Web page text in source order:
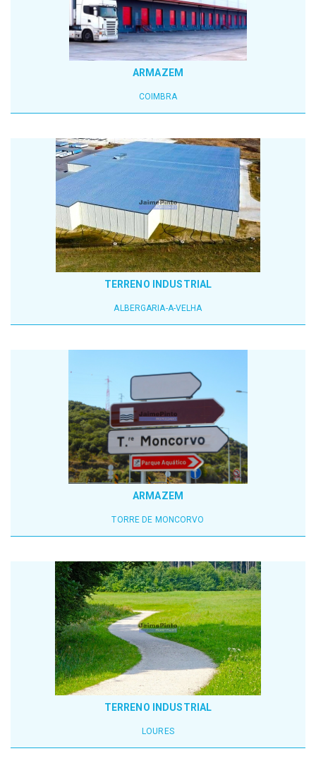
ARMAZEM
COIMBRA
TERRENO INDUSTRIAL
ALBERGARIA-A-VELHA
ARMAZEM
TORRE DE MONCORVO
TERRENO INDUSTRIAL
LOURES